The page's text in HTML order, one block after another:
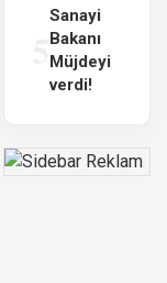
Sanayi
Bakanı
Müjdeyi
verdi!